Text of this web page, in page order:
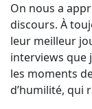
On nous a
discours. À
leur meilleur
interviews
les moments
d’humilité, qui